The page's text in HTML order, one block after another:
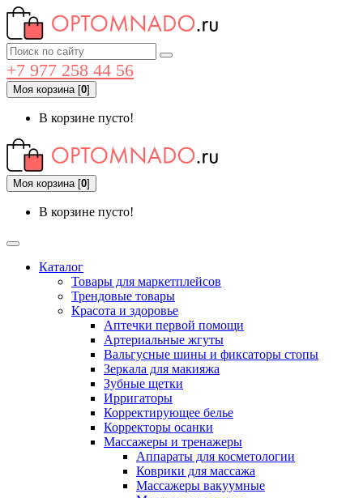
+7 977 258 44 56
Моя корзина[0]
В корзине пусто!
Моя корзина[0]
В корзине пусто!
Каталог
Товары для маркетплейсов
Трендовые товары
Красота и здоровье
Аптечки первой помощи
Артериальные жгуты
Вальгусные шины и фиксаторы стопы
Зеркала для макияжа
Зубные щетки
Ирригаторы
Корректирующее белье
Корректоры осанки
Массажеры и тренажеры
Аппараты для косметологии
Коврики для массажа
Массажеры вакуумные